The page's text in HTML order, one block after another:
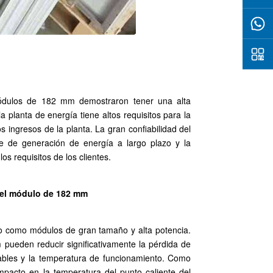
de 182 mm demostraron tener una alta
planta de energía tiene altos requisitos para la
ingresos de la planta. La gran confiabilidad del
de generación de energía a largo plazo y la
requisitos de los clientes.
módulo de 182 mm
módulos de gran tamaño y alta potencia.
reducir significativamente la pérdida de
y la temperatura de funcionamiento. Como